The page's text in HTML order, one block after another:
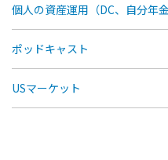
個人の資産運用（DC、自分年金
ポッドキャスト
USマーケット